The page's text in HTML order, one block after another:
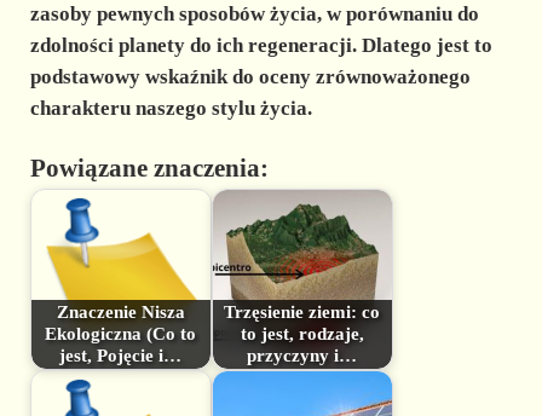
zasoby pewnych sposobów życia, w porównaniu do
zdolności planety do ich regeneracji. Dlatego jest to
podstawowy wskaźnik do oceny zrównoważonego
charakteru naszego stylu życia.
Powiązane znaczenia:
Znaczenie Nisza
Ekologiczna (Co to
jest, Pojęcie i…
Trzęsienie ziemi: co
to jest, rodzaje,
przyczyny i…